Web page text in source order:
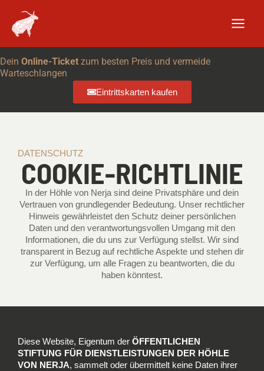
Inhalt
springen
Dein Online-Ticket zum besten Preis und vermeide
Warteschlangen
Eintrittskarten kaufen
DATENSCHUTZ
COOKIE-RICHTLINIE
In der Höhle von Nerja sind deine Privatsphäre und dein
Vertrauen von grundlegender Bedeutung. Unser rechtlicher
Hinweis gewährleistet den Schutz deiner persönlichen
Daten und den verantwortungsvollen Umgang mit den
Informationen, die du uns zur Verfügung stellst. Wir sind
transparent in Bezug auf rechtliche Aspekte und stehen dir
zur Verfügung, um alle Fragen zu beantworten, die du
haben könntest.
Diese Website, Eigentum der ÖFFENTLICHEN
STIFTUNG FÜR DIENSTLEISTUNGEN DER HÖHLE
VON NERJA, sammelt oder übermittelt keine Daten ihrer